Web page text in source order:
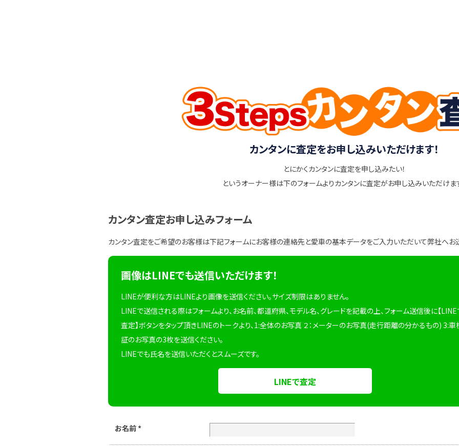
カンタンに査定をお申し込みいただけます！
とにかくカンタンに査定を申し込みたい！
というオーナー様は下のフォームよりカンタンに査定がお申し込みいただけま
カンタン査定お申し込みフォーム
カンタン査定をご希望のお客様は下記フォームにお客様の連絡先と愛車の基本データをご入力いただいて弊社へお
画像はLINEでも送信いただけます！
LINEが便利な方はLINEより画像を送信ください。サイズ制限はありません。
LINEで送信される際はフォームより、お名前、都道府県、モデル名、グレードを記載の上、フォーム送信後に【LINE
査定】ボタンをタップ頂きLINEのトークより、1:全体のお写真 ２：メーターのお写真(走行距離の分かるもの) 3:車
証のお写真の3枚を送信ください。
LINEでも氏名を送信いただくとスムーズです。
LINEで査定
お名前 *